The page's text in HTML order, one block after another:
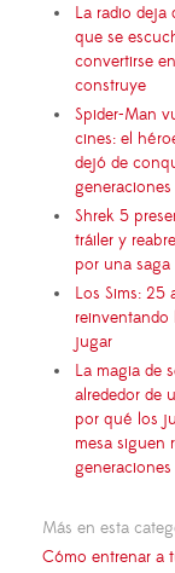
La radio deja
que se
convertirse
construye
Spider-Man
cines: el
dejó de
generaciones
Shrek 5
tráiler y
por una
Los Sims: 25
reinventando
jugar
La magia de
alrededor de
por qué los
mesa siguen
generaciones
Más en esta
Cómo entrenar a